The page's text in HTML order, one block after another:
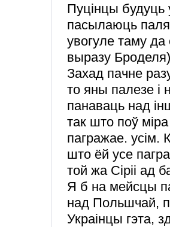
Пуцінцы будуць
пасылаюць
увогуле таму
выразу
Захад пачне
то яны палезе і
панаваць над
так што поў
пагражае. усім.
што ёй усе
той жа Сіріі ад
Я б на мейсцы
над Польшчай,
Украінцы гэта,